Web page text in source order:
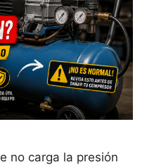
no carga la presión